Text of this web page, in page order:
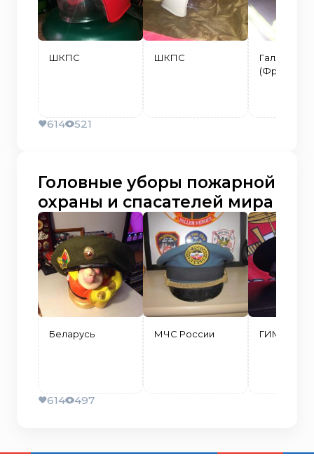
ШКПС ШКПС
Галлет
(Франция)
614 521
Головные уборы пожарной
охраны и спасателей мира
Беларусь МЧС России ГИМС
614 497